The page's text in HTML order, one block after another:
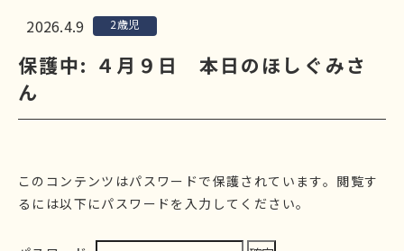
2026.4.9 2歳児
保護中: ４月９日 本日のほしぐみさ
ん
このコンテンツはパスワードで保護されています。閲覧す
るには以下にパスワードを入力してください。